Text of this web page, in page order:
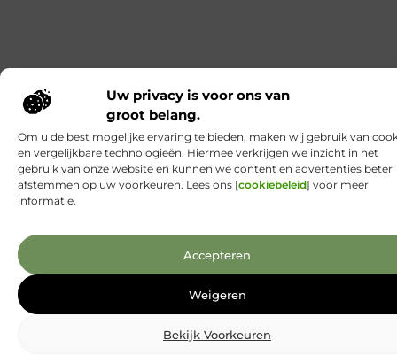
Uw privacy is voor ons van
groot belang.
Om u de best mogelijke ervaring te bieden, maken wij gebruik van
en vergelijkbare technologieën. Hiermee verkrijgen we inzicht in het
gebruik van onze website en kunnen we content en advertenties beter
afstemmen op uw voorkeuren. Lees ons [cookiebeleid] voor meer
informatie.
Accepteren
Weigeren
Bekijk Voorkeuren